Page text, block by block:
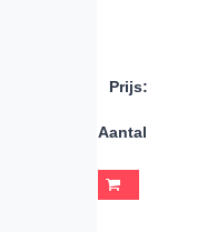
Prijs:
Aantal